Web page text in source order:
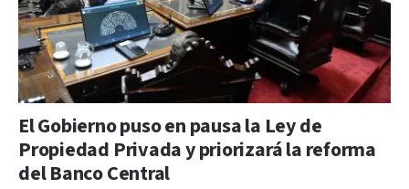
El Gobierno puso en pausa la Ley de
Propiedad Privada y priorizará la reforma
del Banco Central